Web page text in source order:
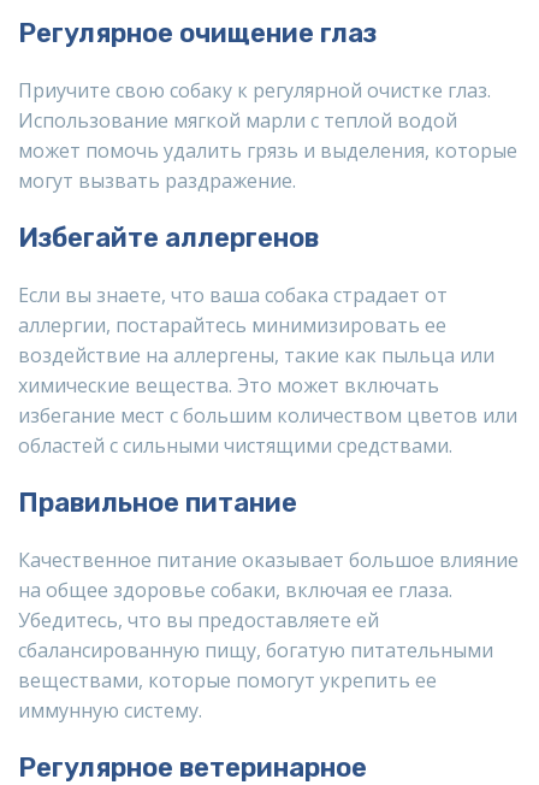
Регулярное очищение глаз
Приучите свою собаку к регулярной очистке глаз.
Использование мягкой марли с теплой водой
может помочь удалить грязь и выделения, которые
могут вызвать раздражение.
Избегайте аллергенов
Если вы знаете, что ваша собака страдает от
аллергии, постарайтесь минимизировать ее
воздействие на аллергены, такие как пыльца или
химические вещества. Это может включать
избегание мест с большим количеством цветов или
областей с сильными чистящими средствами.
Правильное питание
Качественное питание оказывает большое влияние
на общее здоровье собаки, включая ее глаза.
Убедитесь, что вы предоставляете ей
сбалансированную пищу, богатую питательными
веществами, которые помогут укрепить ее
иммунную систему.
Регулярное ветеринарное